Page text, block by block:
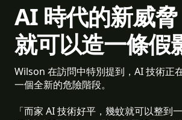
AI 時代的新威
就可以造一條假
Wilson 在訪問中特別提到，AI 技術正
一個全新的危險階段。
「而家 AI 技術好平，幾蚊就可以整到